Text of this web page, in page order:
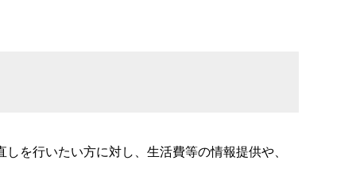
を行いたい方に対し、生活費等の情報提供や、